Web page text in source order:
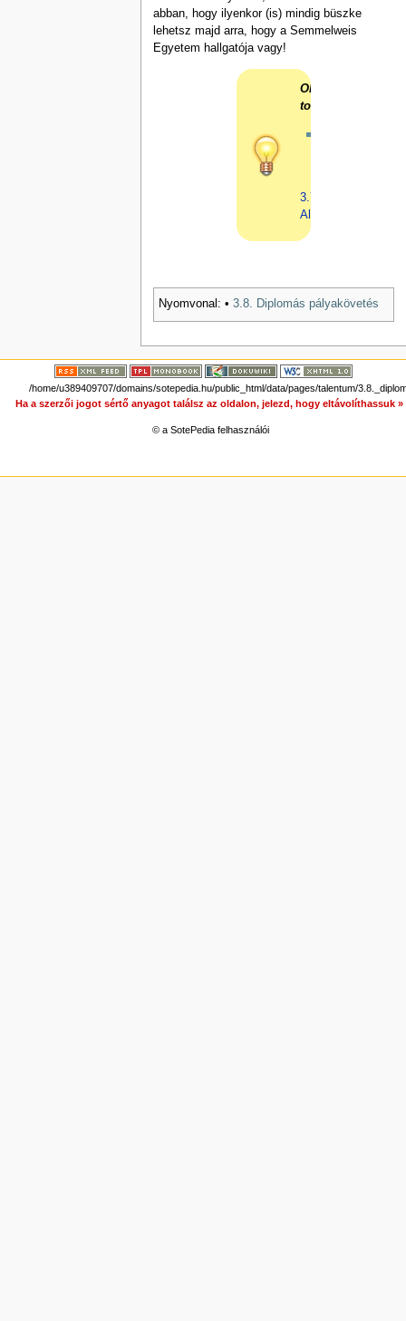
abban, hogy ilyenkor (is) mindig büszke
lehetsz majd arra, hogy a Semmelweis
Egyetem hallgatója vagy!
Olvasd
tovább!
3.7.
Alumni
Nyomvonal: • 3.8. Diplomás pályakövetés
/home/u389409707/domains/sotepedia.hu/public_html/data/pages/talentum/
Ha a szerzői jogot sértő anyagot találsz az oldalon, jelezd, hogy eltávolíthassuk »
© a SotePedia felhasználói